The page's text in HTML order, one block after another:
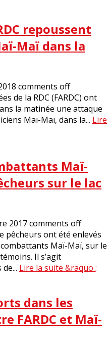
repoussent
Maï dans la
comments off
de la RDC (FARDC) ont
la matinée une attaque
Maï-Maï, dans la... Lire
Maï-
sur le lac
2017comments off
pêcheurs ont été enlevés
Maï-Maï, sur le
Il s’agit
Lire la suite &raquo ;
dans les
FARDC et Maï-